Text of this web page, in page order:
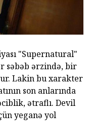
"Supernatural"
səbəb ərzində, bir
Lakin bu xarakter
son anlarında
ətraflı. Devil
yeganə yol